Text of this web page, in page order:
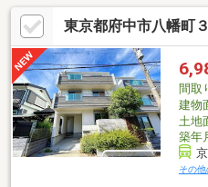
え廊下クローゼットもあり、お部
◇陽当たり良好な広々としたお庭
グやお子様の遊び場にぴったりの
ープを設置 自転車も複数台ス
年には外壁・屋根塗装や水回り
族それぞれの暮らしに寄り添う快
東京都府中市八幡町
間取
建物
土地
築年
その他